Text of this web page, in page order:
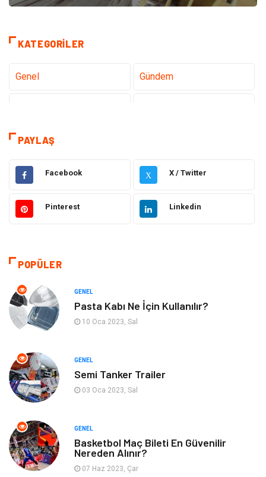
KATEGORILER
Genel Gündem
Tatil
Eğitim Gıda
Hukuk Elektrik Elektronik
Makine
Kültür
Güzellik & Bakım
Finans & Ekonomi
Bilgisayar & Yazılım Mobilya
Bebek Giyim Moda
Blogroll
PAYLAŞ
Facebook X X / Twitter
Pinterest Linkedin
POPÜLER
GENEL
Pasta Kabı Ne İçin Kullanılır?
10 Oca 2023, Sal
GENEL
Semi Tanker Trailer
03 Oca 2023, Sal
GENEL
Basketbol Maç Bileti En Güvenilir
Nereden Alınır?
07 Haz 2023, Çar